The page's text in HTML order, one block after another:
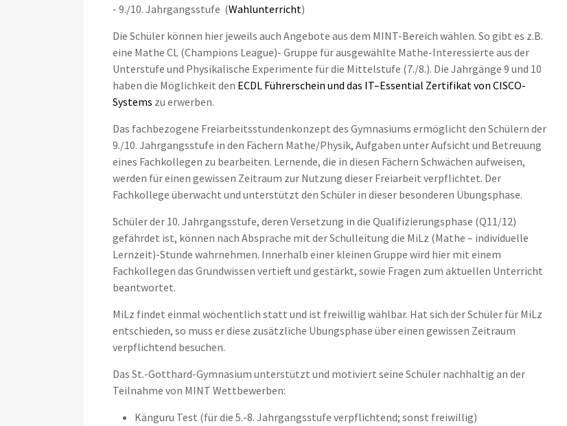
- 9./10. Jahrgangsstufe (Wahlunterricht)
Die Schüler können hier jeweils auch Angebote aus dem MINT-Bereich wählen. So gibt es z.B.
eine Mathe CL (Champions League)- Gruppe für ausgewählte Mathe-Interessierte aus der
Unterstufe und Physikalische Experimente für die Mittelstufe (7./8.). Die Jahrgänge 9 und 10
haben die Möglichkeit den ECDL Führerschein und das IT–Essential Zertifikat von CISCO-
Systems zu erwerben.
Das fachbezogene Freiarbeitsstundenkonzept des Gymnasiums ermöglicht den Schülern der
9./10. Jahrgangsstufe in den Fächern Mathe/Physik, Aufgaben unter Aufsicht und Betreuung
eines Fachkollegen zu bearbeiten. Lernende, die in diesen Fächern Schwächen aufweisen,
werden für einen gewissen Zeitraum zur Nutzung dieser Freiarbeit verpflichtet. Der
Fachkollege überwacht und unterstützt den Schüler in dieser besonderen Übungsphase.
Schüler der 10. Jahrgangsstufe, deren Versetzung in die Qualifizierungsphase (Q11/12)
gefährdet ist, können nach Absprache mit der Schulleitung die MiLz (Mathe – individuelle
Lernzeit)-Stunde wahrnehmen. Innerhalb einer kleinen Gruppe wird hier mit einem
Fachkollegen das Grundwissen vertieft und gestärkt, sowie Fragen zum aktuellen Unterricht
beantwortet.
MiLz findet einmal wöchentlich statt und ist freiwillig wählbar. Hat sich der Schüler für MiLz
entschieden, so muss er diese zusätzliche Übungsphase über einen gewissen Zeitraum
verpflichtend besuchen.
Das St.-Gotthard-Gymnasium unterstützt und motiviert seine Schüler nachhaltig an der
Teilnahme von MINT Wettbewerben:
Känguru Test (für die 5.-8. Jahrgangsstufe verpflichtend; sonst freiwillig)